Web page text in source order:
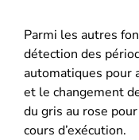
Parmi les autres
détection des
automatiques pour
et le changement
du gris au rose
cours d’exécution.